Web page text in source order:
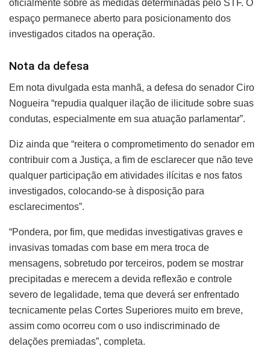
oficialmente sobre as medidas determinadas pelo STF. O
espaço permanece aberto para posicionamento dos
investigados citados na operação.
Nota da defesa
Em nota divulgada esta manhã, a defesa do senador Ciro
Nogueira “repudia qualquer ilação de ilicitude sobre suas
condutas, especialmente em sua atuação parlamentar”.
Diz ainda que “reitera o comprometimento do senador em
contribuir com a Justiça, a fim de esclarecer que não teve
qualquer participação em atividades ilícitas e nos fatos
investigados, colocando-se à disposição para
esclarecimentos”.
“Pondera, por fim, que medidas investigativas graves e
invasivas tomadas com base em mera troca de
mensagens, sobretudo por terceiros, podem se mostrar
precipitadas e merecem a devida reflexão e controle
severo de legalidade, tema que deverá ser enfrentado
tecnicamente pelas Cortes Superiores muito em breve,
assim como ocorreu com o uso indiscriminado de
delações premiadas”, completa.